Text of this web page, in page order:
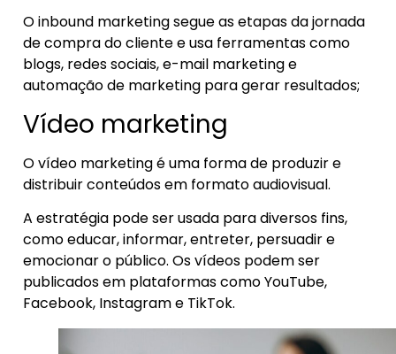
O inbound marketing segue as etapas da jornada
de compra do cliente e usa ferramentas como
blogs, redes sociais, e-mail marketing e
automação de marketing para gerar resultados;
Vídeo marketing
O vídeo marketing é uma forma de produzir e
distribuir conteúdos em formato audiovisual.
A estratégia pode ser usada para diversos fins,
como educar, informar, entreter, persuadir e
emocionar o público. Os vídeos podem ser
publicados em plataformas como YouTube,
Facebook, Instagram e TikTok.